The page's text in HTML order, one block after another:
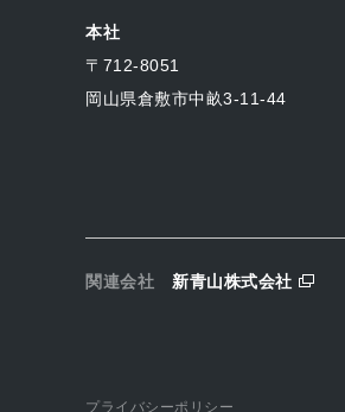
本社
〒712-8051
岡山県倉敷市中畝3-11-44
新青山株式会社
プライバシーポリシー